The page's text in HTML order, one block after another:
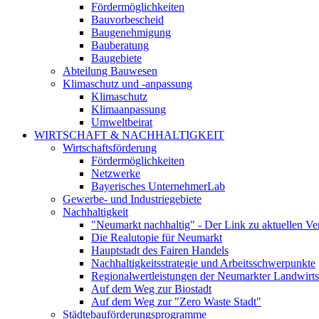
Fördermöglichkeiten
Bauvorbescheid
Baugenehmigung
Bauberatung
Baugebiete
Abteilung Bauwesen
Klimaschutz und -anpassung
Klimaschutz
Klimaanpassung
Umweltbeirat
WIRTSCHAFT & NACHHALTIGKEIT
Wirtschaftsförderung
Fördermöglichkeiten
Netzwerke
Bayerisches UnternehmerLab
Gewerbe- und Industriegebiete
Nachhaltigkeit
"Neumarkt nachhaltig" - Der Link zu aktuellen
Die Realutopie für Neumarkt
Hauptstadt des Fairen Handels
Nachhaltigkeitsstrategie und Arbeitsschwerpunkte
Regionalwertleistungen der Neumarkter
Auf dem Weg zur Biostadt
Auf dem Weg zur "Zero Waste Stadt"
Städtebauförderungsprogramme